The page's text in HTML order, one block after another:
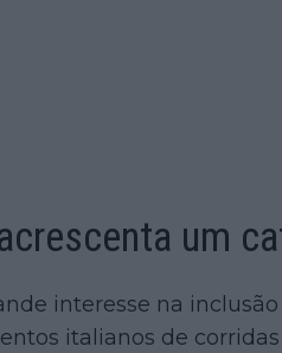
um
interesse na
italianos de